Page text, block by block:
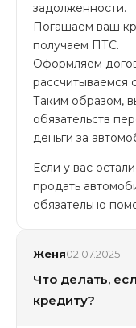
задолженности.
Погашаем ваш
получаем ПТС.
Оформляем
рассчитываемся
Таким образом,
обязательств
деньги за
Если у вас
продать
обязательно
Женя02.07.2025
Что делать,
кредиту?